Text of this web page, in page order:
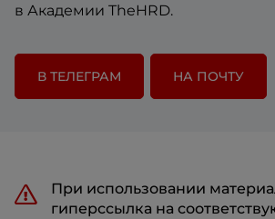
в Академии TheHRD.
В ТЕЛЕГРАМ НА ПОЧТУ
При использовании
гиперссылка на